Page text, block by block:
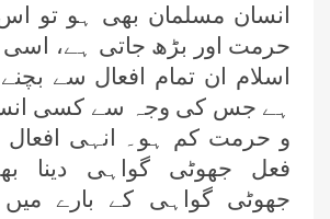
انسان مسلمان بھی ہو تو
حرمت اور بڑھ جاتی ہے،
اسلام ان تمام افعال سے
ہے جس کی وجہ سے کسی
و حرمت کم ہو۔ انہی
فعل جھوٹی گواہی دینا